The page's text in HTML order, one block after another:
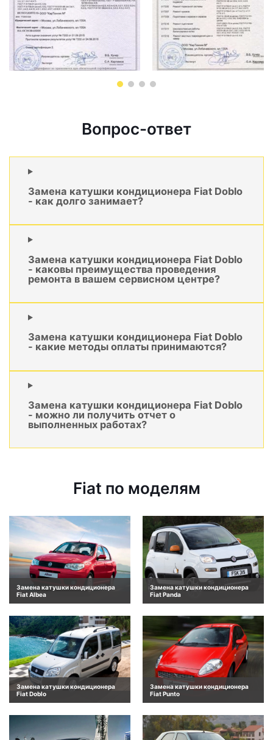
Вопрос-ответ
Замена катушки кондиционера Fiat Doblo
- как долго занимает?
Замена катушки кондиционера Fiat Doblo
- каковы преимущества проведения
ремонта в вашем сервисном центре?
Замена катушки кондиционера Fiat Doblo
- какие методы оплаты принимаются?
Замена катушки кондиционера Fiat Doblo
- можно ли получить отчет о
выполненных работах?
Fiat по моделям
Замена катушки кондиционера
Fiat Albea
Замена катушки кондиционера
Fiat Panda
Замена катушки кондиционера
Fiat Doblo
Замена катушки кондиционера
Fiat Punto